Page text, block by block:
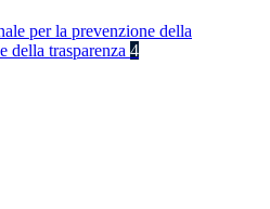
per la prevenzione della
della trasparenza 4